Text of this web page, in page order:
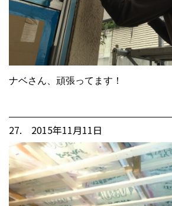
ナベさん、頑張ってます！
27. 2015年11月11日